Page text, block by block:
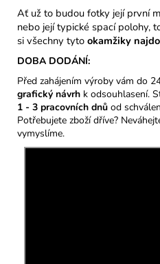
Ať už to budou fotky její první
nebo její typické spací polohy,
si všechny tyto okamžiky
DOBA DODÁNÍ:
Před zahájením výroby vám do
grafický návrh k odsouhlasení.
1 - 3 pracovních dnů od
Potřebujete zboží dříve?
vymyslíme.